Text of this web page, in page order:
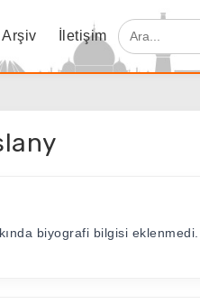
Arşiv İletişim
biyografi bilgisi eklenmedi.